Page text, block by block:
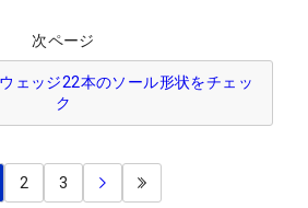
次ページ
ェッジ22本のソール形状をチェッ
ク
2 3